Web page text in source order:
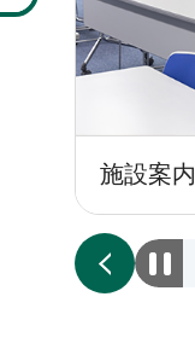
施設案内